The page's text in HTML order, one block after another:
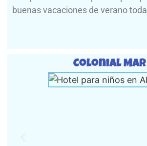
buenas vacaciones de verano
Colonial Mar